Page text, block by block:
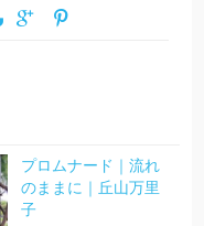
プロムナード｜流れ
のままに｜丘山万里
子